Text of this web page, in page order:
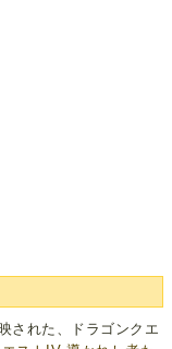
された、ドラゴンクエ